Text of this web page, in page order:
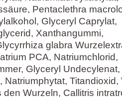
Pentaclethra
Glyceryl Caprylat,
Xanthangummi,
glabra
PCA, Natriumchlorid,
Glyceryl Undecylenat,
Natriumphytat, Titandioxid,
Wurzeln, Callitris